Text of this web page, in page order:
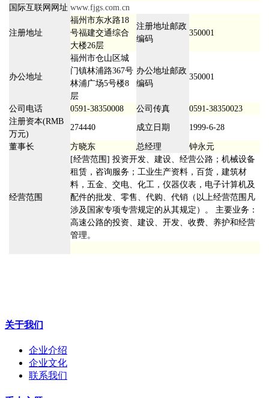
国际互联网网址 www.fjgs.com.cn
注册地址
福州市东水路18
号福建交通综合
大楼26层
注册地址邮政
编码
350001
办公地址
福州市仓山区城
门镇林浦路367号
林浦广场5号楼8
层
办公地址邮政
编码
350001
公司电话 0591-38350008 公司传真
0591-38350023
注册资本(RMB
万元)
274440 成立日期 1999-6-28
董事长 方晓东 总经理 钟永元
经营范围
[经营范围] 投资开发、建设、经营公路；机械设备
租赁，咨询服务；工业生产资料，百货，建筑材
料，五金、交电、化工，仪器仪表，电子计算机及
配件的批发、零售、代购、代销（以上经营范围凡
涉及国家专项专营规定的从其规定）。 主要业务：
高速公路的投资、建设、开发、收费、养护和经营
管理。
关于我们
企业介绍
企业文化
联系我们